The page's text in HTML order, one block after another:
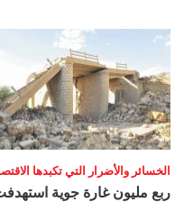
الخسائر والأضرار التي تكبدها
ربع مليون غارة جوية